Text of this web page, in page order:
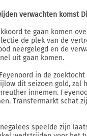
verwachten komst
te gaan komen
de plek van de
neergelegd en de
uit gaan komen.
in de
dit seizoen gold, zal
innemen.
Transfermarkt schat
speelde zijn